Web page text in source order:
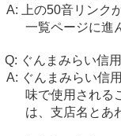
上の50音リンク
一覧ページに進
ぐんまみらい信
ぐんまみらい信
味で使用される
は、支店名とあ